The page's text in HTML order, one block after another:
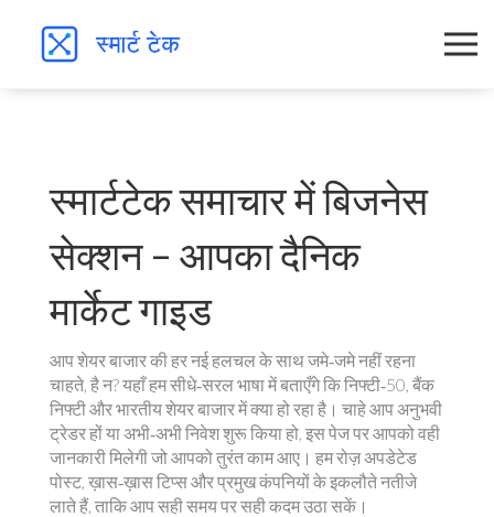
स्मार्टटेक समाचार में बिजनेस
सेक्शन – आपका दैनिक
मार्केट गाइड
आप शेयर बाजार की हर नई हलचल के साथ जमे‑जमे नहीं रहना
चाहते, है न? यहाँ हम सीधे‑सरल भाषा में बताएँगे कि निफ्टी‑50, बैंक
निफ्टी और भारतीय शेयर बाजार में क्या हो रहा है। चाहे आप अनुभवी
ट्रेडर हों या अभी‑अभी निवेश शुरू किया हो, इस पेज पर आपको वही
जानकारी मिलेगी जो आपको तुरंत काम आए। हम रोज़ अपडेटेड
पोस्ट, ख़ास‑ख़ास टिप्स और प्रमुख कंपनियों के इकलौते नतीजे
लाते हैं, ताकि आप सही समय पर सही कदम उठा सकें।